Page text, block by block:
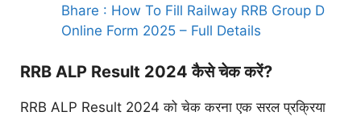
Bhare : How To Fill Railway RRB Group D
Online Form 2025 – Full Details
RRB ALP Result 2024 कैसे चेक करें?
RRB ALP Result 2024 को चेक करना एक सरल प्रक्रिया